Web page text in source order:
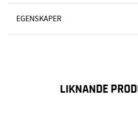
EGENSKAPER
LIKNANDE